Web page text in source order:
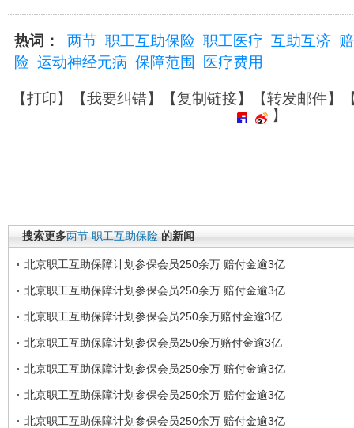
热词： 两节 职工互助保险 职工医疗 互助互济
险 运动神经元病 保障范围 医疗费用
【打印】【我要纠错】【复制链接】【转发邮件】
】
搜索更多两节 职工互助保险 的新闻
北京职工互助保障计划参保会员250余万 赔付金逾3亿
北京职工互助保障计划参保会员250余万 赔付金逾3亿
北京职工互助保障计划参保会员250余万赔付金逾3亿
北京职工互助保障计划参保会员250余万赔付金逾3亿
北京职工互助保障计划参保会员250余万 赔付金逾3亿
北京职工互助保障计划参保会员250余万 赔付金逾3亿
北京职工互助保障计划参保会员250余万 赔付金逾3亿